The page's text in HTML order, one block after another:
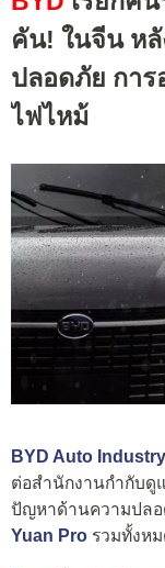
คัน! ในจีน ห
ปลอดภัย การ
ไฟไหม้
BYD Auto
ต่อสำนักงานกำกับดู
ปัญหาด้านความปลอ
Yuan Pro รวมทั้งห